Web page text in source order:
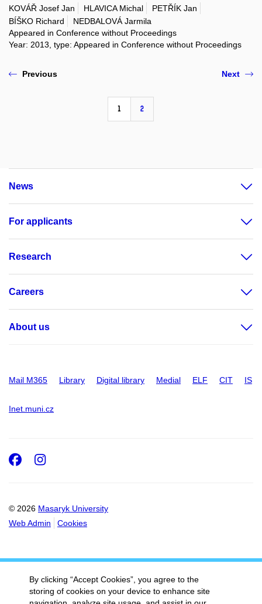
KOVÁŘ Josef Jan HLAVICA Michal
PETŘÍK Jan
BÍŠKO Richard
NEDBALOVÁ Jarmila
Appeared in Conference without Proceedings
Year: 2013, type: Appeared in Conference without Proceedings
Previous
1 2
Next
News
For applicants
Research
Careers
About us
Mail M365 Library Digital library Medial ELF CIT IS
Inet.muni.cz
© 2026 Masaryk University
Web Admin
Cookies
Facebook
Instagram
By clicking “Accept Cookies”, you agree to the
storing of cookies on your device to enhance site